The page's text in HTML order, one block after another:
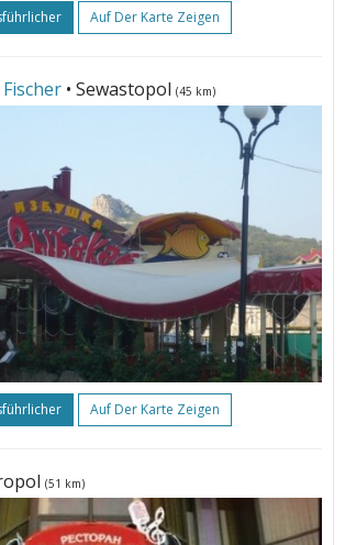
Auf Der Karte Zeigen
• Sewastopol (45 km)
Auf Der Karte Zeigen
(51 km)